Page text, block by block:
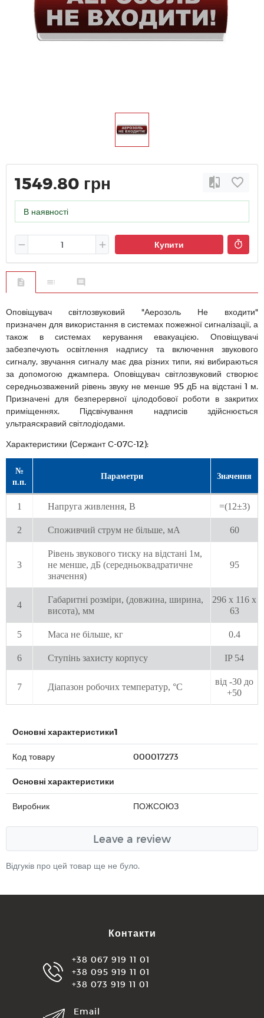
1549.80 грн
В наявності
Купити
Оповіщувач світлозвуковий "Аерозоль Не входити"
призначен для використання в системах пожежної сигналізації, а
також в системах керування евакуацією. Оповіщувачі
забезпечують освітлення надпису та включення звукового
сигналу, звучання сигналу має два різних типи, які вибираються
за допомогою джампера. Оповіщувач світлозвуковий створює
середньозважений рівень звуку не менше 95 дБ на відстані 1 м.
Призначені для безперервної цілодобової роботи в закритих
приміщеннях. Підсвічування надписів здійснюється
ультраяскравий світлодіодами.
Характеристики (Сержант С-07С-12):
№
п.п.
Параметри Значення
1 Напруга живлення, В =(12±3)
2 Споживчий струм не більше, мА 60
3
Рівень звукового тиску на відстані 1м,
не менше, дБ (середньоквадратичне
значення)
95
4
Габаритні розміри, (довжина, ширина,
висота), мм
296 х 116 х
63
5 Маса не більше, кг 0.4
6 Ступінь захисту корпусу IP 54
7 Діапазон робочих температур, °С
від -30 до
+50
Основні характеристики1
Код товару 000017273
Основні характеристики
Виробник ПОЖСОЮЗ
Leave a review
Відгуків про цей товар ще не було.
Контакти
+38 067 919 11 01
+38 095 919 11 01
+38 073 919 11 01
Email